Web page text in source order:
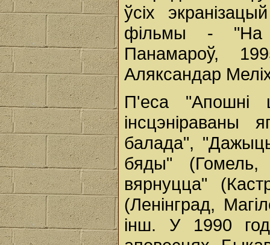
ўсіх
фільмы - "На
Панамароў,
Аляксандар
П'еса "Апошні
інсцэніраваны
балада",
бяды" (Гомель,
вярнуцца"
(Ленінград,
інш. У 1990